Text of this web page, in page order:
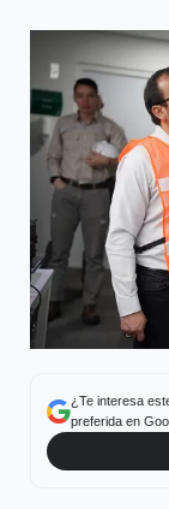
¿Te interesa
preferida en